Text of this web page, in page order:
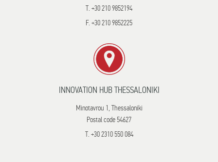
T. +30 210 9852194
F. +30 210 9852225
INNOVATION HUB THESSALONIKI
Minotavrou 1, Thessaloniki
Postal code 54627
T. +30 2310 550 084